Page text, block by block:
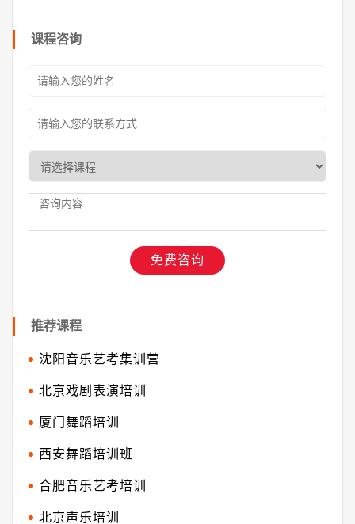
课程咨询
推荐课程
沈阳音乐艺考集训营
北京戏剧表演培训
厦门舞蹈培训
西安舞蹈培训班
合肥音乐艺考培训
北京声乐培训